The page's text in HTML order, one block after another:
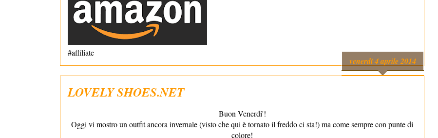
#affiliate
venerdì 4 aprile 2014
LOVELY SHOES.NET
Buon Venerdi'!
Oggi vi mostro un outfit ancora invernale (visto che qui è tornato il freddo ci sta!) ma come sempre con punte di
colore!